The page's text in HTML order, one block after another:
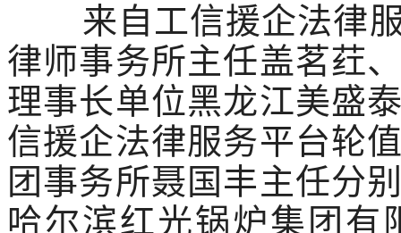
来自工信援企法律
律师事务所主任盖茗荭
理事长单位黑龙江美盛
信援企法律服务平台轮
团事务所聂国丰主任分
哈尔滨红光锅炉集团有